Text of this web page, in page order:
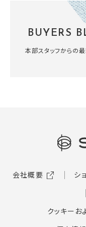
BUYERS
本部スタッフからの
会社概要 シ
クッキーお